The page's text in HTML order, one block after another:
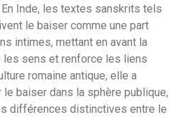
Inde, les textes sanskrits tels
le baiser comme une part
intimes, mettant en avant la
les sens et renforce les liens
romaine antique, elle a
baiser dans la sphère publique,
différences distinctives entre le